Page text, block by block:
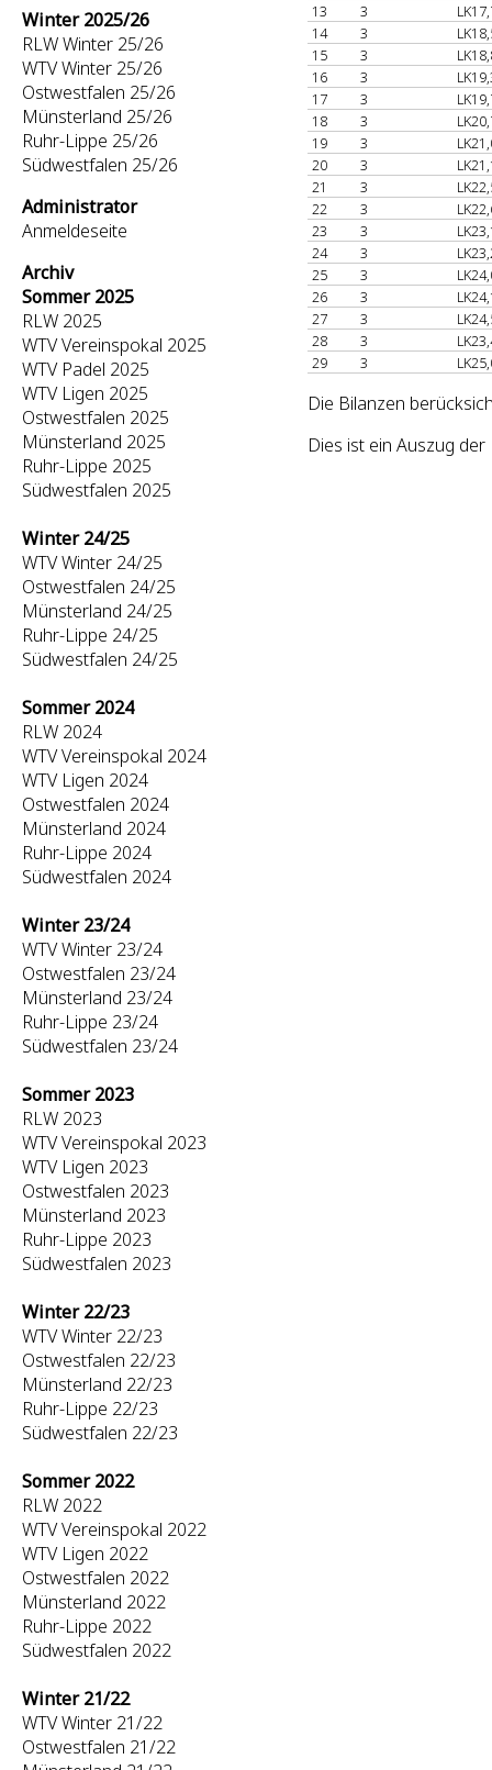
Winter 2025/26
RLW Winter 25/26
WTV Winter 25/26
Ostwestfalen 25/26
Münsterland 25/26
Ruhr-Lippe 25/26
Südwestfalen 25/26
Administrator
Anmeldeseite
Archiv
Sommer 2025
RLW 2025
WTV Vereinspokal 2025
WTV Padel 2025
WTV Ligen 2025
Ostwestfalen 2025
Münsterland 2025
Ruhr-Lippe 2025
Südwestfalen 2025
Winter 24/25
WTV Winter 24/25
Ostwestfalen 24/25
Münsterland 24/25
Ruhr-Lippe 24/25
Südwestfalen 24/25
Sommer 2024
RLW 2024
WTV Vereinspokal 2024
WTV Ligen 2024
Ostwestfalen 2024
Münsterland 2024
Ruhr-Lippe 2024
Südwestfalen 2024
Winter 23/24
WTV Winter 23/24
Ostwestfalen 23/24
Münsterland 23/24
Ruhr-Lippe 23/24
Südwestfalen 23/24
Sommer 2023
RLW 2023
WTV Vereinspokal 2023
WTV Ligen 2023
Ostwestfalen 2023
Münsterland 2023
Ruhr-Lippe 2023
Südwestfalen 2023
Winter 22/23
WTV Winter 22/23
Ostwestfalen 22/23
Münsterland 22/23
Ruhr-Lippe 22/23
Südwestfalen 22/23
Sommer 2022
RLW 2022
WTV Vereinspokal 2022
WTV Ligen 2022
Ostwestfalen 2022
Münsterland 2022
Ruhr-Lippe 2022
Südwestfalen 2022
Winter 21/22
WTV Winter 21/22
Ostwestfalen 21/22
13
3
14
3
15
3
16
3
17
3
18
3
19
3
20
3
21
3
22
3
23
3
24
3
25
3
26
3
27
3
28
3
29
3
Die Bilanzen
Dies ist ein Auszug